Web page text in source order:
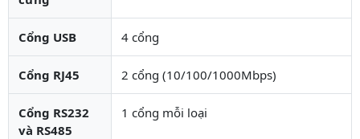
Cổng USB 4 cổng
Cổng RJ45 2 cổng (10/100/1000Mbps)
Cổng RS232
và RS485
1 cổng mỗi loại